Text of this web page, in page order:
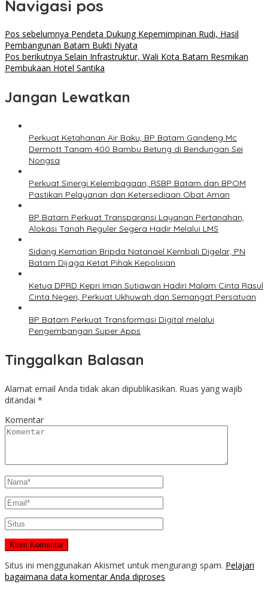
Navigasi pos
Pos sebelumnya Pendeta Dukung Kepemimpinan Rudi, Hasil
Pembangunan Batam Bukti Nyata
Pos berikutnya Selain Infrastruktur, Wali Kota Batam Resmikan
Pembukaan Hotel Santika
Jangan Lewatkan
Perkuat Ketahanan Air Baku, BP Batam Gandeng Mc
Dermott Tanam 400 Bambu Betung di Bendungan Sei
Nongsa
Perkuat Sinergi Kelembagaan, RSBP Batam dan BPOM
Pastikan Pelayanan dan Ketersediaan Obat Aman
BP Batam Perkuat Transparansi Layanan Pertanahan,
Alokasi Tanah Reguler Segera Hadir Melalui LMS
Sidang Kematian Bripda Natanael Kembali Digelar, PN
Batam Dijaga Ketat Pihak Kepolisian
Ketua DPRD Kepri Iman Sutiawan Hadiri Malam Cinta Rasul
Cinta Negeri, Perkuat Ukhuwah dan Semangat Persatuan
BP Batam Perkuat Transformasi Digital melalui
Pengembangan Super Apps
Tinggalkan Balasan
Alamat email Anda tidak akan dipublikasikan. Ruas yang wajib
ditandai *
Komentar
Situs ini menggunakan Akismet untuk mengurangi spam. Pelajari
bagaimana data komentar Anda diproses